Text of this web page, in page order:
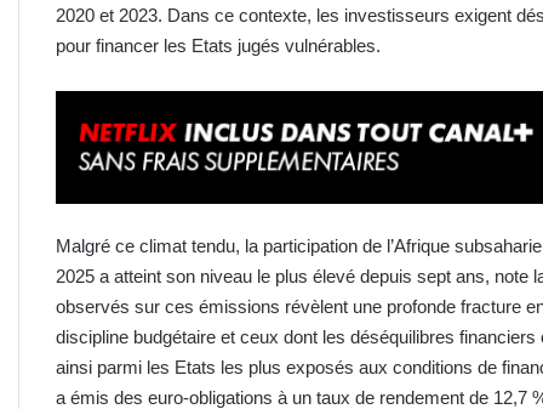
2020 et 2023. Dans ce contexte, les investisseurs exigent
pour financer les Etats jugés vulnérables.
Malgré ce climat tendu, la participation de l’Afrique
2025 a atteint son niveau le plus élevé depuis sept ans, note
observés sur ces émissions révèlent une profonde fracture
discipline budgétaire et ceux dont les déséquilibres
ainsi parmi les Etats les plus exposés aux conditions de
a émis des euro-obligations à un taux de rendement de 12,7